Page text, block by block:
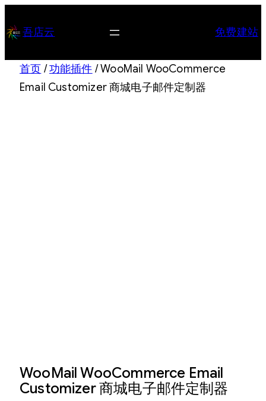
至 吾店云 免费建站
首页 /功能插件 / WooMail WooCommerce
Email Customizer 商城电子邮件定制器
WooMail WooCommerce Email
Customizer 商城电子邮件定制器